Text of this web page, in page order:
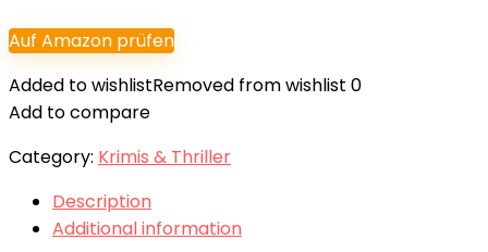
Auf Amazon prüfen
Added to wishlistRemoved from wishlist 0
Add to compare
Category: Krimis & Thriller
Description
Additional information